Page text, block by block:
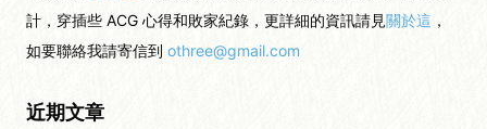
計，穿插些 ACG 心得和敗家紀錄，更詳細的資訊請見關於這 ，
如要聯絡我請寄信到 othree@gmail.com
近期文章